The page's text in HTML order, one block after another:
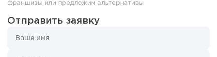
франшизы или предложим альтернативы
Отправить заявку